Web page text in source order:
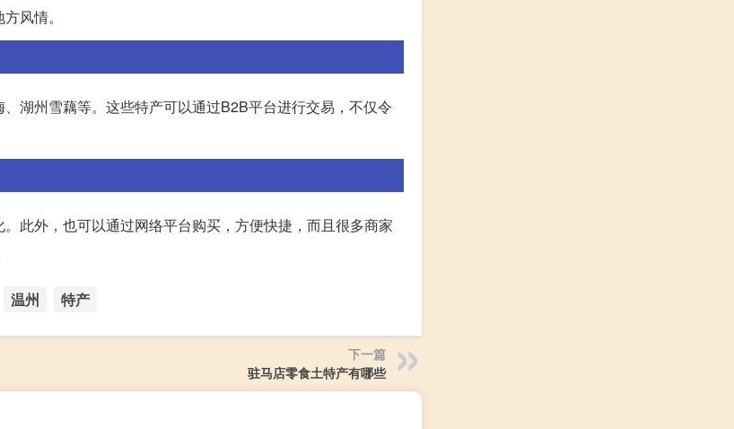
风情。
湖州雪藕等。这些特产可以通过B2B平台进行交易，不仅令
此外，也可以通过网络平台购买，方便快捷，而且很多商家
温州 特产
下一篇
驻马店零食土特产有哪些